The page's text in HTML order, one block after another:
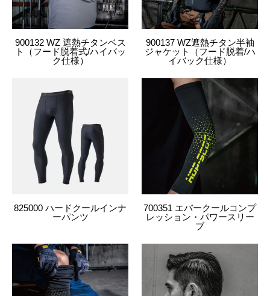
4534514036881 700113 808.D・カーキ LL
4534514036898 700113 808.D・カーキ 3L
808.D・カーキ
4534514036911 808.D・カーキ 5L
4534514036928 700113 822.D・オリーブグリーン
4534514036935 700113 822.D・オリーブグリーン
4534514037017 700113 822.D・オリーブグリーン L
4534514037031 700113 822.D・オリーブグリーン
900132 WZ 遮熱チタンベス
ト（フード脱着式/ハイバッ
ク仕様）
900137 WZ遮熱チタン半袖
ジャケット（フード脱着/ハ
イバック仕様）
825000 ハードクールインナ
ーパンツ
700351 エバークールコンプ
レッション・パワースリー
ブ